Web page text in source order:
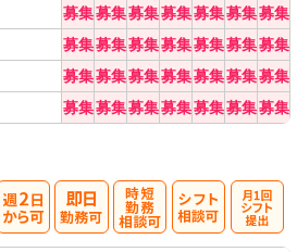
募集募集募集募集募集募集募集
募集募集募集募集募集募集募集
募集募集募集募集募集募集募集
募集募集募集募集募集募集募集